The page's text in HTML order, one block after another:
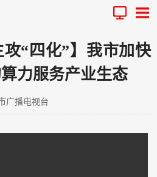
攻“四化”】我市加快
力服务产业生态
广播电视台